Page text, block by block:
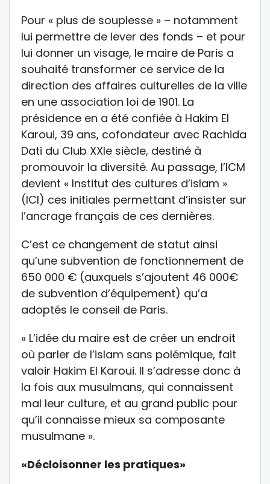
Pour « plus de souplesse » – notamment
lui permettre de lever des fonds – et pour
lui donner un visage, le maire de Paris a
souhaité transformer ce service de la
direction des affaires culturelles de la ville
en une association loi de 1901. La
présidence en a été confiée à Hakim El
Karoui, 39 ans, cofondateur avec Rachida
Dati du Club XXIe siècle, destiné à
promouvoir la diversité. Au passage, l’ICM
devient « Institut des cultures d’islam »
(ICI) ces initiales permettant d’insister sur
l’ancrage français de ces dernières.
C’est ce changement de statut ainsi
qu’une subvention de fonctionnement de
650 000 € (auxquels s’ajoutent 46 000€
de subvention d’équipement) qu’a
adoptés le conseil de Paris.
« L’idée du maire est de créer un endroit
où parler de l’islam sans polémique, fait
valoir Hakim El Karoui. Il s’adresse donc à
la fois aux musulmans, qui connaissent
mal leur culture, et au grand public pour
qu’il connaisse mieux sa composante
musulmane ».
«Décloisonner les pratiques»